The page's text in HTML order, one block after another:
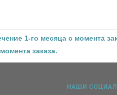
1-го месяца с момента
заказа.
НАШИ